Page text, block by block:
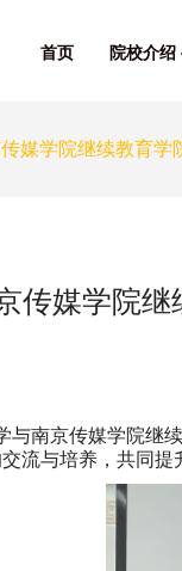
首页 院校介绍
媒学院继续教育
传媒学院
与南京传媒学院继
流与培养，共同提